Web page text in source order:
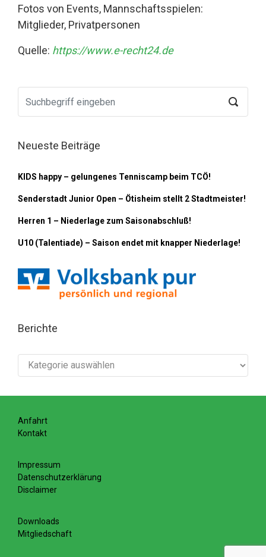
Fotos von Events, Mannschaftsspielen:
Mitglieder, Privatpersonen
Quelle: https://www.e-recht24.de
Neueste Beiträge
KIDS happy – gelungenes Tenniscamp beim TCÖ!
Senderstadt Junior Open – Ötisheim stellt 2 Stadtmeister!
Herren 1 – Niederlage zum Saisonabschluß!
U10 (Talentiade) – Saison endet mit knapper Niederlage!
Berichte
Berichte
Anfahrt
Kontakt
Impressum
Datenschutzerklärung
Disclaimer
Downloads
Mitgliedschaft